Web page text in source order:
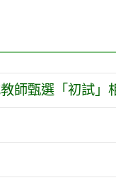
師甄選「初試」